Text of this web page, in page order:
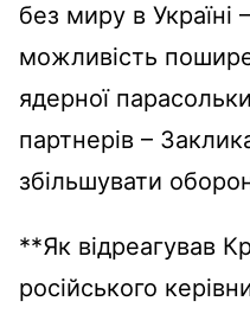
без миру в Україні
можливість
ядерної
партнерів –
збільшувати
**Як відреагував
російського